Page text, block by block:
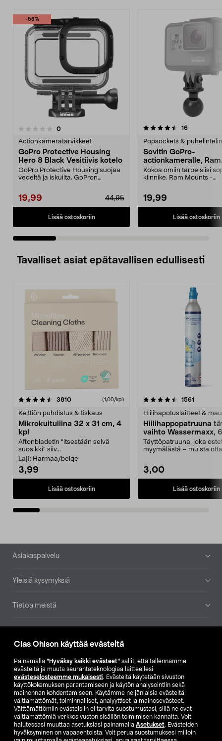
Clas Ohlson käyttää evästeitä
Painamalla ”Hyväksy kaikki evästeet” sallit, että tallennamme
evästeitä ja muuta seurantateknologiaa laitteellesi
evästeselosteemme mukaisesti. Evästeitä käytetään sivuston
käyttökokemuksen parantamiseen ja käytön analysointiin sekä
mainonnan kohdentamiseen. Käytämme neljänlaisia evästeitä:
välttämättömät, toiminnalliset, analyyttiset ja mainosevästeet.
Välttämättömiin evästeisiin ei tarvita suostumustasi, sillä ne ovat
välttämättömiä verkkosivuston sisällön toimimisen kannalta. Voit
halutessasi muuttaa asetuksiasi painamalla Asetukset. Evästeiden
hyväksyminen on vapaaehtoista. Voit perua suostumuksesi milloin
-56%
0arvostelut
Actionkameratarvikkeet
GoPro Protective Housing
Hero 8 Black Vesitiivis kotelo
GoPro Protective Housing suojaa
vedeltä ja iskuilta. GoPron
19,99 44,95
Lisää ostoskoriin
4.5 viidestä
16arvostelut
Popsockets &
Sovitin GoPro-
actionkameralle, Ram
Mounts
Kokoa omiin tarpeisiisi
kiinnike. Ram Mounts -
19,99
Lisää ostoskoriin
4.0 viidestä
Tavalliset asiat epätavallisen edullisesti
3810arvostelut (1,00/kpl)
Keittiön puhdistus & tiskaus
Mikrokuituliina 32 x 31 cm, 4
kpl
Aftonbladetin "itsestään selvä
suosikki" siiv...
Laji: Harmaa/beige
3,99
Lisää ostoskoriin
4.5viidestä
1561
Hiilihapotuslaitteet &
Hiilihappopatruuna
vaihto Wassermaxx,
Täyttöpatruuna, joka
myymälästä – muista
3,00
Lisää ostoskoriin
4.5viidestä
Alatunniste
Asiakaspalvelu
Yleisiä kysymyksiä
Tietoa meistä
Etsi myymälä
SE NO FI
FI SV